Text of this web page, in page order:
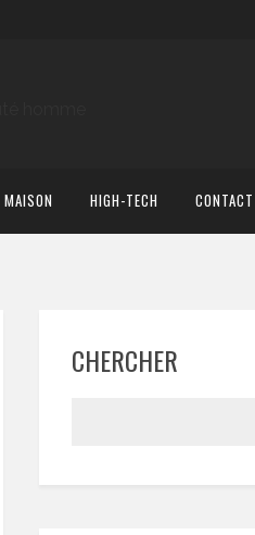
MAISON HIGH-TECH CONTACT
CHERCHER